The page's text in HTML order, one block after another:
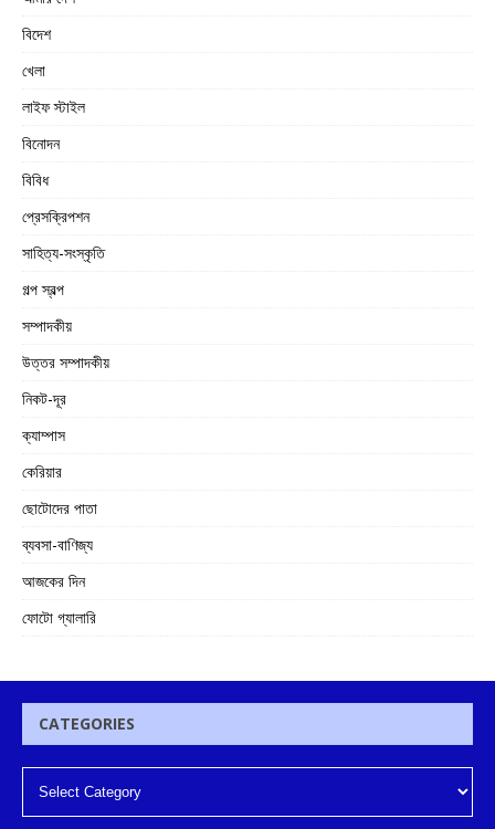
বিদেশ
খেলা
লাইফ স্টাইল
বিনোদন
বিবিধ
প্রেসক্রিপশন
সাহিত্য-সংস্কৃতি
গল্প স্বল্প
সম্পাদকীয়
উত্তর সম্পাদকীয়
নিকট-দূর
ক্যাম্পাস
কেরিয়ার
ছোটোদের পাতা
ব্যবসা-বাণিজ্য
আজকের দিন
ফোটো গ্যালারি
CATEGORIES